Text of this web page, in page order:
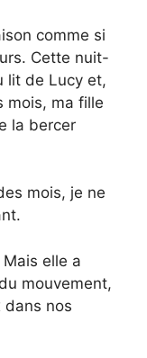
comme si
Cette nuit-
lit de Lucy et,
mois, ma fille
la bercer
mois, je ne
Mais elle a
mouvement,
dans nos